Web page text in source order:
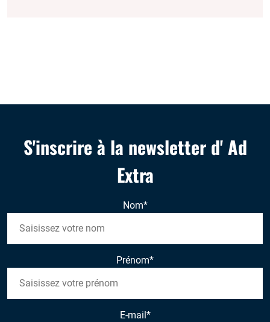
S'inscrire à la newsletter d' Ad
Extra
Nom*
Prénom*
E-mail *